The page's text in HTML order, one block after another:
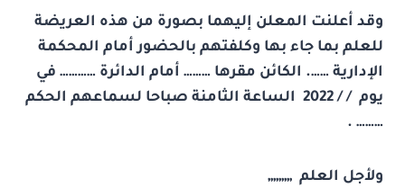
وقد أعلنت المعلن إليهما بصورة من هذه العريضة
للعلم بما جاء بها وكلفتهم بالحضور أمام المحكمة
الإدارية ……. الكائن مقرها ……… أمام الدائرة ………… في
يوم / /2022 الساعة الثامنة صباحا لسماعهم الحكم
……… .
ولأجل العلم ,,,,,,,,,